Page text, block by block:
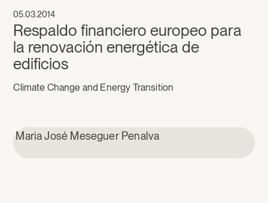
Respaldo financiero europeo para
la renovación energética de
edificios
05.03.2014
Climate Change and Energy Transition
Maria José Meseguer Penalva